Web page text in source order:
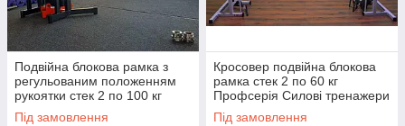
Подвійна блокова рамка з
регульованим положенням
рукоятки стек 2 по 100 кг
Профсерія Силові тренажери
Під замовлення
Кросовер подвійна блокова
рамка стек 2 по 60 кг
Профсерія Силові тренажери
Блокова рама
Під замовлення